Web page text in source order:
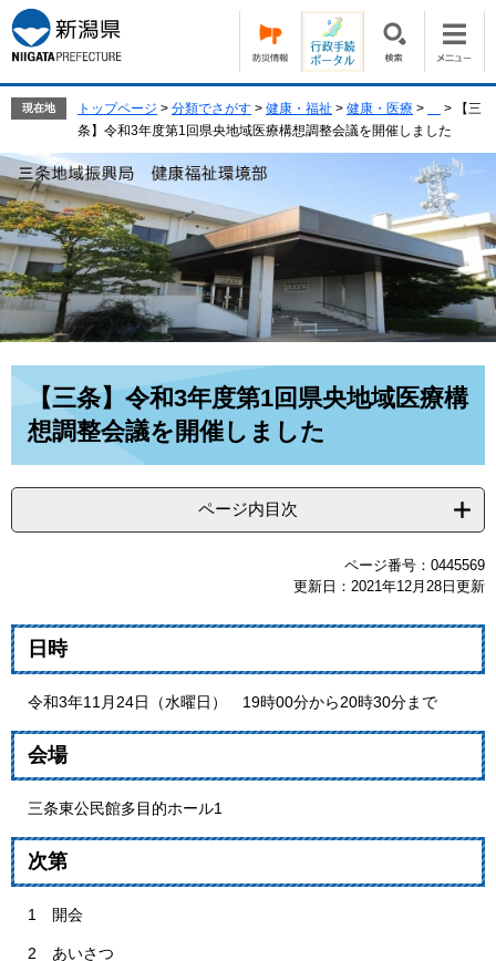
ー
ジ
の
で
す。
ニ
ュ
ー
ば
し
て
本
文
へ
現在地 トップページ > 分類でさがす > 健康・福祉 > 健康・医療 > >
【三
条】令和3年度第1回県央地域医療構想調整会議を開催しました
【三条】令和3年度第1回県央地域医療構
想調整会議を開催しました
ページ内目次
ページ番号：0445569
更新日：2021年12月28日更新
日時
令和3年11月24日（水曜日） 19時00分から20時30分まで
会場
三条東公民館多目的ホール1
次第
1 開会
2 あいさつ